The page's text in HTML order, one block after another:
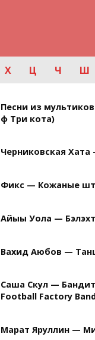
Х Ц Ч Ш
Песни из
ф Три кота)
Черниковская
Фикс — Кожаные
Айыы Уола —
Вахид Аюбов —
Саша Скул —
Football Factory
Марат Яруллин —